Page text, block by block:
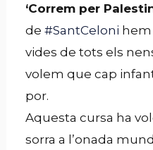
‘Correm per
de#SantCeloni hem
vides de tots els
volem que cap
por.
Aquesta cursa ha
sorra a l’onada